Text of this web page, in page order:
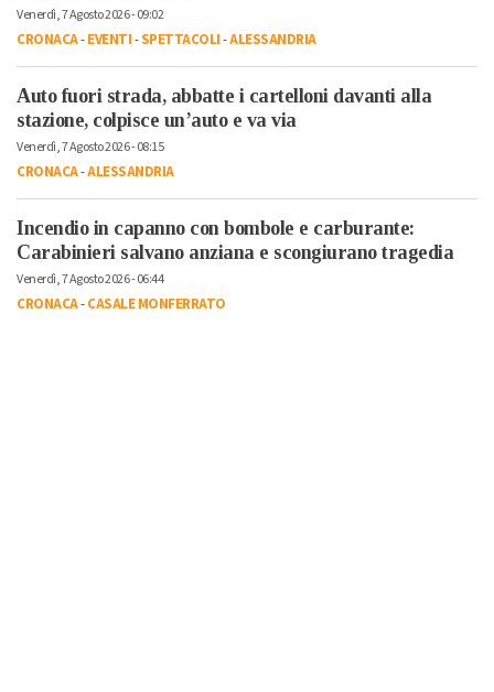
Venerdì, 7 Agosto 2026 - 09:02
CRONACA-EVENTI-SPETTACOLI-ALESSANDRIA
Auto fuori strada, abbatte i cartelloni davanti alla
stazione, colpisce un’auto e va via
Venerdì, 7 Agosto 2026 - 08:15
CRONACA-ALESSANDRIA
Incendio in capanno con bombole e carburante:
Carabinieri salvano anziana e scongiurano tragedia
Venerdì, 7 Agosto 2026 - 06:44
CRONACA-CASALE MONFERRATO